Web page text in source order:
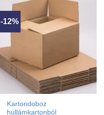
-12%
Kartondoboz
hullámkartonból